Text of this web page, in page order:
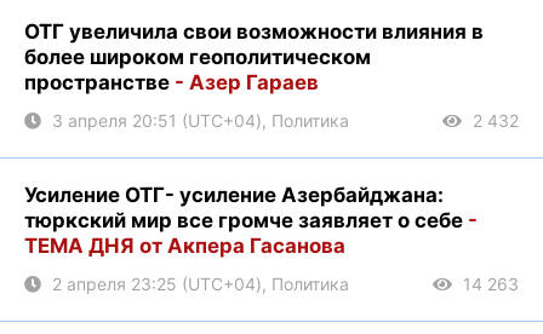
ОТГ увеличила свои возможности влияния в
более широком геополитическом
пространстве - Азер Гараев
3 апреля 20:51 (UTC+04), Политика 2 432
Усиление ОТГ- усиление Азербайджана:
тюркский мир все громче заявляет о себе -
ТЕМА ДНЯ от Акпера Гасанова
2 апреля 23:25 (UTC+04), Политика 14 263